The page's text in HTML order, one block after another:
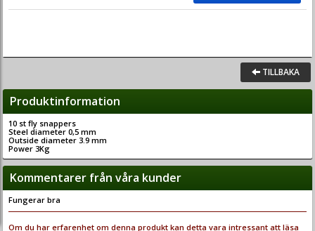
TILLBAKA
Produktinformation
10 st fly snappers
Steel diameter 0,5 mm
Outside diameter 3.9 mm
Power 3Kg
Kommentarer från våra kunder
Fungerar bra
Om du har erfarenhet om denna produkt kan detta vara intressant att läsa